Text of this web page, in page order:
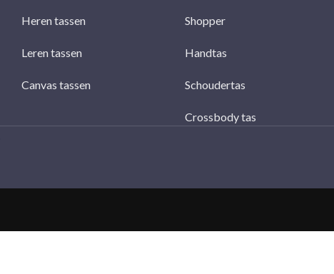
Heren tassen
Leren tassen
Canvas tassen
Shopper
Handtas
Schoudertas
Crossbody tas